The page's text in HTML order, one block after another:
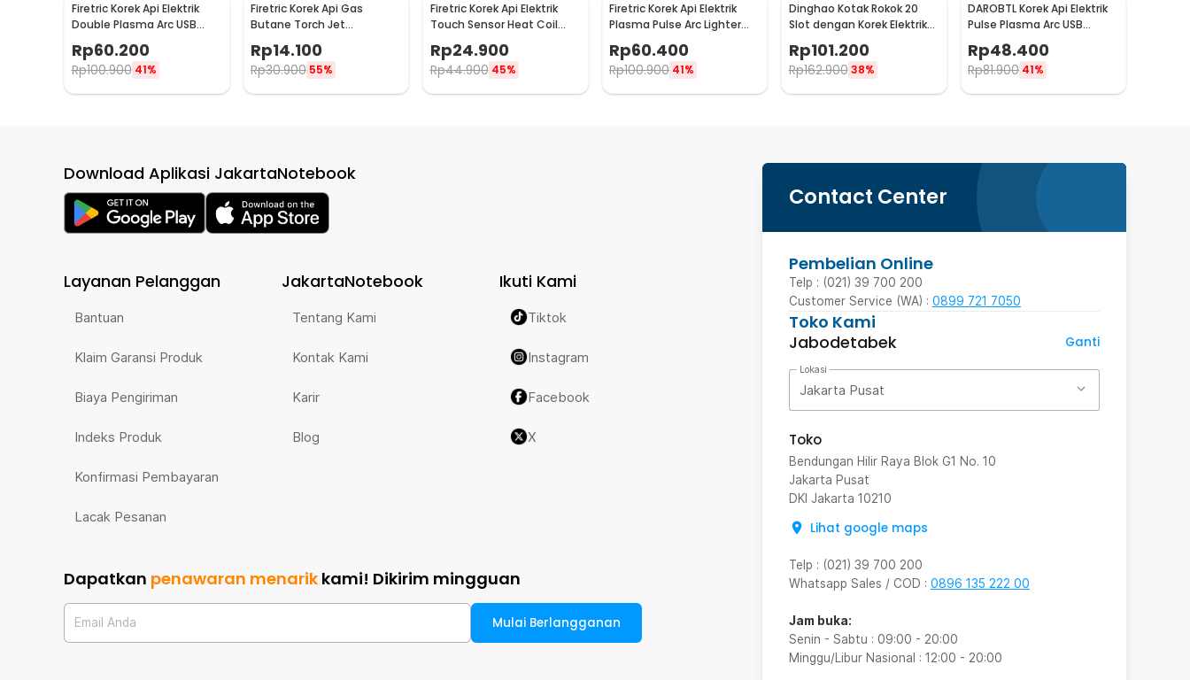
Firetric Korek Api Elektrik
Double Plasma Arc USB
Recharge - JL113
Rp60.200
Rp100.900 41%
Firetric Korek Api Gas
Butane Torch Jet
Rp14.100
Rp30.900 55%
Firetric Korek Api Elektrik
Touch Sensor Heat Coil
Rp24.900
Rp44.900 45%
Firetric Korek Api Elektrik
Plasma Pulse Arc Lighter
LED - JL319
Rp60.400
Rp100.900 41%
Dinghao Kotak Rokok 20
Slot dengan Korek Elektrik
Rp101.200
Rp162.900 38%
DAROBTL Korek Api Elektrik
Pulse Plasma Arc USB
Charging - M911
Rp48.400
Rp81.900 41%
Contact Center
Pembelian Online
Telp : (021) 39 700 200
Customer Service (WA) : 0899 721 7050
Toko Kami
Jabodetabek
Ganti
Lokasi
Jakarta Pusat
Toko
Bendungan Hilir Raya Blok G1 No. 10
Jakarta Pusat
DKI Jakarta 10210
Lihat google maps
Telp : (021) 39 700 200
Whatsapp Sales / COD : 0896 135 222 00
Jam buka:
Senin - Sabtu : 09:00 - 20:00
Minggu/Libur Nasional : 12:00 - 20:00
Download Aplikasi JakartaNotebook
Layanan Pelanggan
Bantuan
Klaim Garansi Produk
Biaya Pengiriman
Indeks Produk
Konfirmasi Pembayaran
Lacak Pesanan
JakartaNotebook
Tentang Kami
Kontak Kami
Karir
Blog
Ikuti Kami
Tiktok
Instagram
Facebook
X
Dapatkan penawaran menarik kami! Dikirim mingguan
Email Anda Mulai Berlangganan